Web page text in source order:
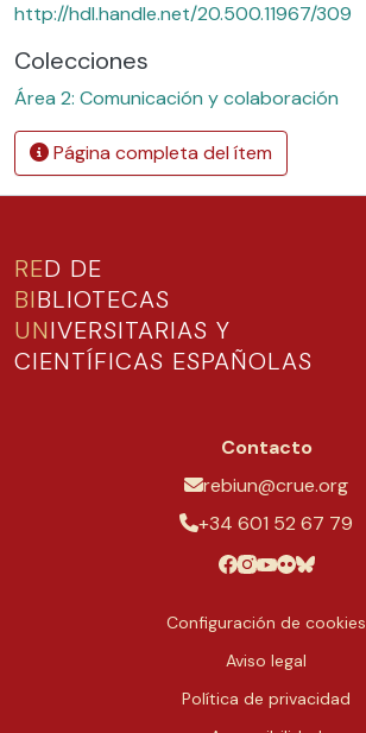
http://hdl.handle.net/20.500.11967/309
Colecciones
Área 2: Comunicación y colaboración
Página completa del ítem
RED DE
BIBLIOTECAS
UNIVERSITARIAS Y
CIENTÍFICAS ESPAÑOLAS
Contacto
rebiun@crue.org
+34 601 52 67 79
Configuración de cookies
Aviso legal
Política de privacidad